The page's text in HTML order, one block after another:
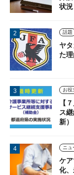
状況
話題
ヤ
た
【
ス
新）
ニュ
ケ
化